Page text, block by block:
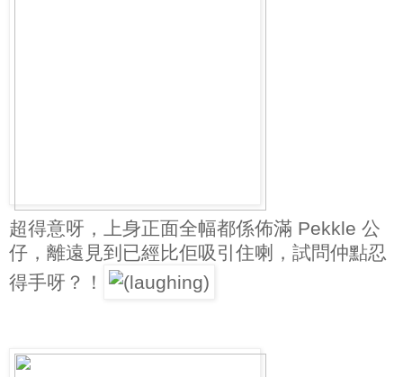
超得意呀，上身正面全幅都係佈滿 Pekkle 公
仔，離遠見到已經比佢吸引住喇，試問仲點忍
得手呀？！